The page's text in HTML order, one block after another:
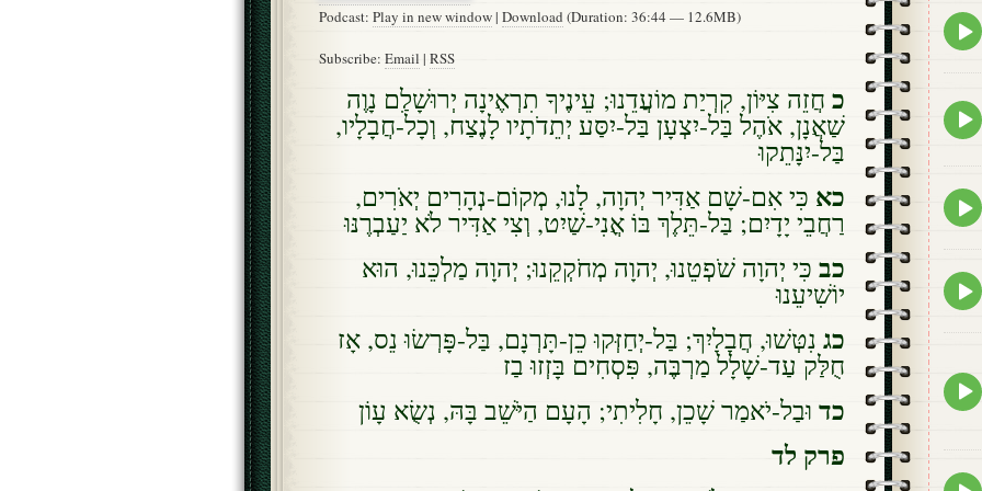
Podcast: Play in new window| Download (Duration: 36:44 — 12.6MB)
Subscribe: Email | RSS
כ חֲזֵה צִיּוֹן, קִרְיַת מוֹעֲדֵנוּ; עֵינֶיךָ תִרְאֶינָה יְרוּשָׁלִַם נָוֶה
שַׁאֲנָן, אֹהֶל בַּל-יִצְעָן בַּל-יִסַּע יְתֵדֹתָיו לָנֶצַח, וְכָל-חֲבָלָיו,
בַּל-יִנָּתֵקוּ
כא כִּי אִם-שָׁם אַדִּיר יְהוָה, לָנוּ, מְקוֹם-נְהָרִים יְאֹרִים,
רַחֲבֵי יָדָיִם; בַּל-תֵּלֶךְ בּוֹ אֳנִי-שַׁיִט, וְצִי אַדִּיר לֹא יַעַבְרֶנּוּ
כב כִּי יְהוָה שֹׁפְטֵנוּ, יְהוָה מְחֹקְקֵנוּ; יְהוָה מַלְכֵּנוּ, הוּא
יוֹשִׁיעֵנוּ
כג נִטְּשׁוּ, חֲבָלָיִךְ; בַּל-יְחַזְּקוּ כֵן-תָּרְנָם, בַּל-פָּרְשׂוּ נֵס, אָז
חֻלַּק עַד-שָׁלָל מַרְבֶּה, פִּסְחִים בָּזְזוּ בַז
כד וּבַל-יֹאמַר שָׁכֵן, חָלִיתִי; הָעָם הַיֹּשֵׁב בָּהּ, נְשֻׂא עָו‍ֹן
פרק לד
play
play
play
play
play